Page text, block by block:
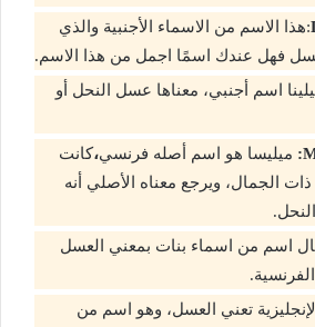
:هذا الاسم من الاسماء الأجنبية والذي
فهل عندك اسمًا اجمل من هذا الاسم.
اسم أجنبي، معناها عسل النحل أو
ميليسا هو اسم أصله فرنسي،كانت
الجمال، ويرجع معناه الأصلي أنه
اسم من اسماء بنات بمعني العسل
تعني العسل، وهو اسم من